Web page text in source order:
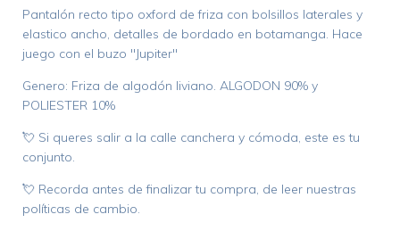
Pantalón recto tipo oxford de friza con bolsillos laterales y
elastico ancho, detalles de bordado en botamanga. Hace
juego con el buzo "Jupiter"
Genero: Friza de algodón liviano. ALGODON 90% y
POLIESTER 10%
💘 Si queres salir a la calle canchera y cómoda, este es tu
conjunto.
💘 Recorda antes de finalizar tu compra, de leer nuestras
políticas de cambio.